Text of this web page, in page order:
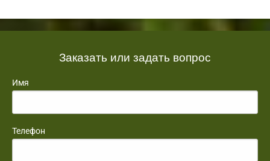
Заказать или задать вопрос
Имя
Телефон